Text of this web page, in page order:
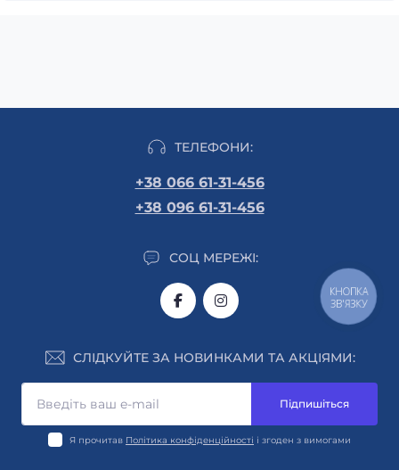
ТЕЛЕФОНИ:
+38 066 61-31-456
+38 096 61-31-456
СОЦ МЕРЕЖІ:
СЛІДКУЙТЕ ЗА НОВИНКАМИ ТА АКЦІЯМИ:
Підпишіться
Я прочитав Політика конфіденційності і згоден з вимогами
КНОПКА
ЗВ'ЯЗКУ